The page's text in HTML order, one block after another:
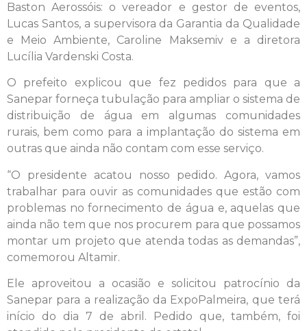
Baston Aerossóis: o vereador e gestor de eventos,
Lucas Santos, a supervisora da Garantia da Qualidade
e Meio Ambiente, Caroline Maksemiv e a diretora
Lucília Vardenski Costa.
O prefeito explicou que fez pedidos para que a
Sanepar forneça tubulação para ampliar o sistema de
distribuição de água em algumas comunidades
rurais, bem como para a implantação do sistema em
outras que ainda não contam com esse serviço.
“O presidente acatou nosso pedido. Agora, vamos
trabalhar para ouvir as comunidades que estão com
problemas no fornecimento de água e, aquelas que
ainda não tem que nos procurem para que possamos
montar um projeto que atenda todas as demandas”,
comemorou Altamir.
Ele aproveitou a ocasião e solicitou patrocínio da
Sanepar para a realização da ExpoPalmeira, que terá
início do dia 7 de abril. Pedido que, também, foi